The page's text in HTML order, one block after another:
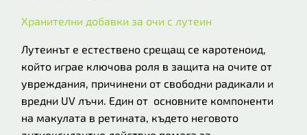
Хранителни добавки за очи с лутеин
Лутеинът е естествено срещащ се каротеноид,
който играе ключова роля в защита на очите от
увреждания, причинени от свободни радикали и
вредни UV лъчи. Един от основните компоненти
на макулата в ретината, където неговото